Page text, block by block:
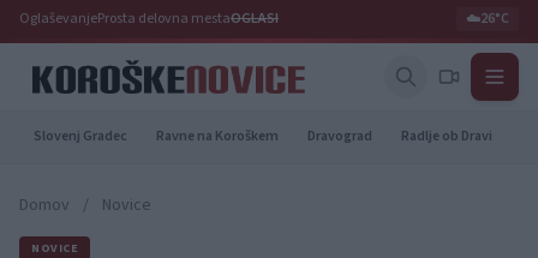
OglaševanjeProsta delovna mestaOGLASI ☁️26°C
Slovenj Gradec Ravne na Koroškem Dravograd Radlje ob Dravi
Domov / Novice
NOVICE